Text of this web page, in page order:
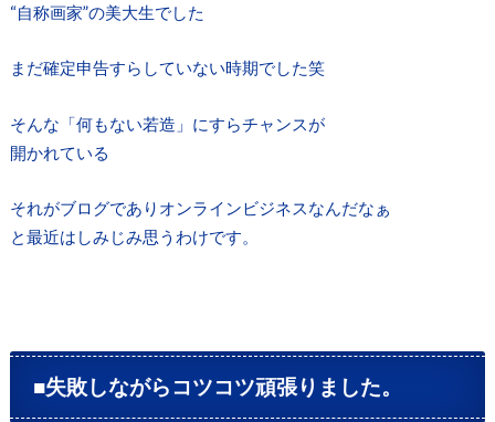
“自称画家”の美大生でした
まだ確定申告すらしていない時期でした笑
そんな「何もない若造」にすらチャンスが
開かれている
それがブログでありオンラインビジネスなんだなぁ
と最近はしみじみ思うわけです。
■失敗しながらコツコツ頑張りました。